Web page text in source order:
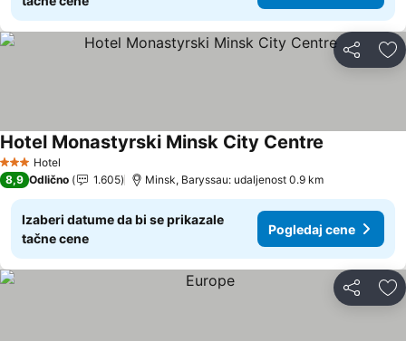
Deli
3 Zvezdice
Hotel
Hotel Monastyrski Minsk City Centre
8,9 Odlično 1.605 Minsk, Baryssau: udaljenost 0.9 km
Izaberi datume da bi se prikazale
tačne cene
Pogledaj cene
Deli